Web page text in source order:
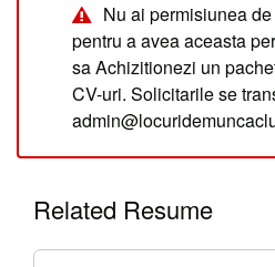
Nu ai permisiunea
pentru a avea aceasta
sa Achizitionezi un
CV-uri. Solicitarile se
Related Resume